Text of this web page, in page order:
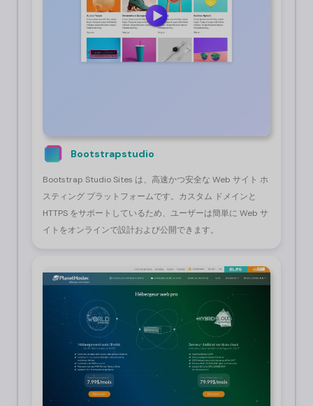
Bootstrapstudio
Bootstrap Studio Sites は、高速かつ安全な Web サイト ホ
スティング プラットフォームです。カスタム ドメインと
HTTPS をサポートしているため、ユーザーは簡単に Web サ
イトをオンラインで設計および公開できます。